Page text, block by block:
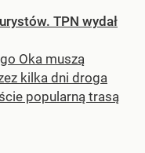
TPN wydał
Oka muszą
kilka dni droga
popularną trasą